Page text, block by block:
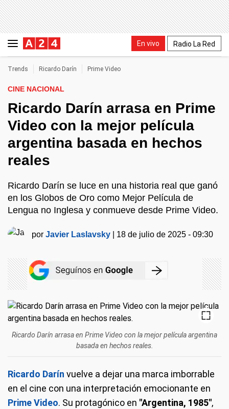
En vivo Radio La Red
Trends Ricardo Darín Prime Video
CINE NACIONAL
Ricardo Darín arrasa en Prime
Video con la mejor película
argentina basada en hechos
reales
Ricardo Darín se luce en una historia real que ganó
en los Globos de Oro como Mejor Película de
Lengua no Inglesa y conmueve desde Prime Video.
porJavier Laslavsky 18 de julio de 2025 - 09:30
Ricardo Darín arrasa en Prime Video con la mejor película argentina
basada en hechos reales.
Ricardo Darín vuelve a dejar una marca imborrable
en el cine con una interpretación emocionante en
Prime Video. Su protagónico en "Argentina, 1985",